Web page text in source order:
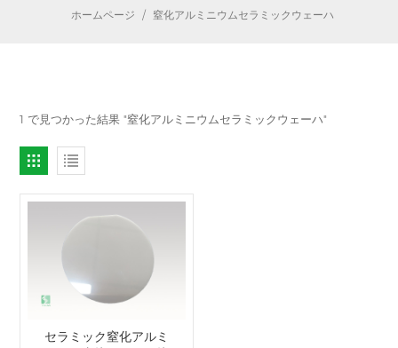
ホームページ / 窒化アルミニウムセラミックウェーハ
1 で見つかった結果 "窒化アルミニウムセラミックウェーハ"
セラミック窒化アルミ